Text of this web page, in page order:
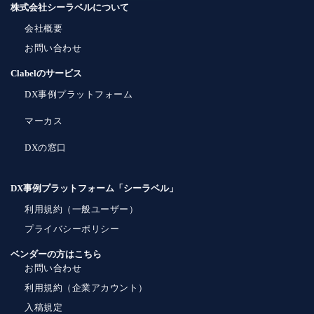
株式会社シーラベルについて
会社概要
お問い合わせ
Clabelのサービス
DX事例プラットフォーム
マーカス
DXの窓口
DX事例プラットフォーム「シーラベル」
利用規約（一般ユーザー）
プライバシーポリシー
ベンダーの方はこちら
お問い合わせ
利用規約（企業アカウント）
入稿規定